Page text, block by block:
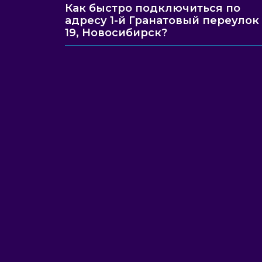
Как быстро подключиться по
адресу 1-й Гранатовый переулок
19, Новосибирск?